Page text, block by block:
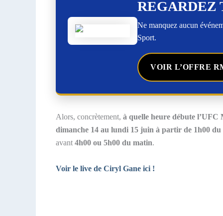
REGARDEZ
Ne manquez aucun
Sport.
VOIR L’OFFRE
Alors, concrètement, à quelle heure débute l’UFC
dimanche 14 au lundi 15 juin à partir de 1h00
avant 4h00 ou 5h00 du matin.
Voir le live de Ciryl Gane ici !